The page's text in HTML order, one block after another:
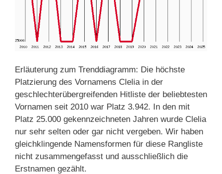
Erläuterung zum Trenddiagramm: Die höchste
Platzierung des Vornamens Clelia in der
geschlechterübergreifenden Hitliste der beliebtesten
Vornamen seit 2010 war Platz 3.942. In den mit
Platz 25.000 gekennzeichneten Jahren wurde Clelia
nur sehr selten oder gar nicht vergeben. Wir haben
gleichklingende Namensformen für diese Rangliste
nicht zusammengefasst und ausschließlich die
Erstnamen gezählt.